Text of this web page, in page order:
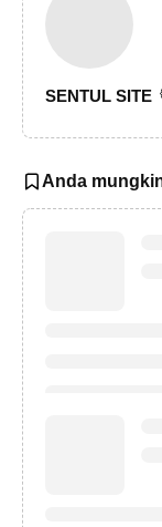
SENTUL SITE
Anda